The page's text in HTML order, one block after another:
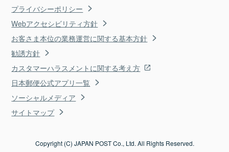
プライバシーポリシー
Webアクセシビリティ方針
お客さま本位の業務運営に関する基本方針
勧誘方針
カスタマーハラスメントに関する考え方
日本郵便公式アプリ一覧
ソーシャルメディア
サイトマップ
Copyright (C) JAPAN POST Co., Ltd. All Rights Reserved.